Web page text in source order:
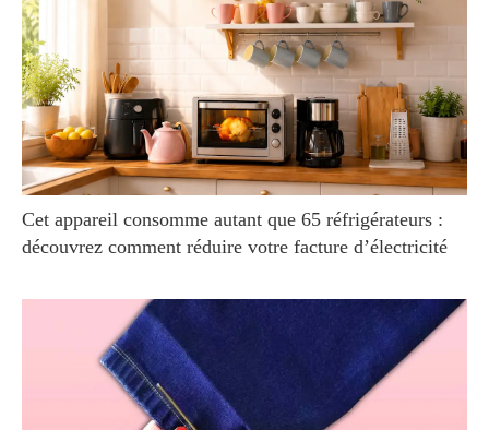
Cet appareil consomme autant que 65 réfrigérateurs :
découvrez comment réduire votre facture d’électricité